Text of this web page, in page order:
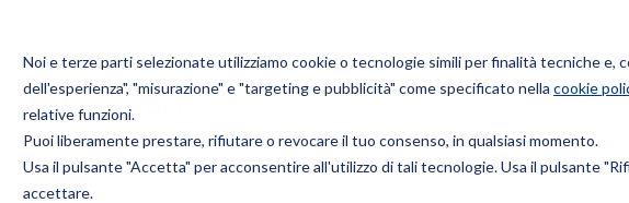
Noi e terze parti selezionate utilizziamo cookie o tecnologie simili per finalità tecniche e,
dell'esperienza", "misurazione" e "targeting e pubblicità" come specificato nella cookie
relative funzioni.
Puoi liberamente prestare, rifiutare o revocare il tuo consenso, in qualsiasi momento.
Usa il pulsante "Accetta" per acconsentire all'utilizzo di tali tecnologie. Usa il pulsante
accettare.
Bugnion
The